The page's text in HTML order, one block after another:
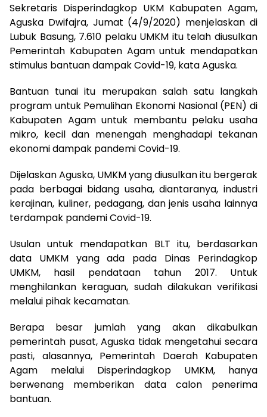
Sekretaris Disperindagkop UKM Kabupaten Agam,
Aguska Dwifajra, Jumat (4/9/2020) menjelaskan di
Lubuk Basung, 7.610 pelaku UMKM itu telah diusulkan
Pemerintah Kabupaten Agam untuk mendapatkan
stimulus bantuan dampak Covid-19, kata Aguska.
Bantuan tunai itu merupakan salah satu langkah
program untuk Pemulihan Ekonomi Nasional (PEN) di
Kabupaten Agam untuk membantu pelaku usaha
mikro, kecil dan menengah menghadapi tekanan
ekonomi dampak pandemi Covid-19.
Dijelaskan Aguska, UMKM yang diusulkan itu bergerak
pada berbagai bidang usaha, diantaranya, industri
kerajinan, kuliner, pedagang, dan jenis usaha lainnya
terdampak pandemi Covid-19.
Usulan untuk mendapatkan BLT itu, berdasarkan
data UMKM yang ada pada Dinas Perindagkop
UMKM, hasil pendataan tahun 2017. Untuk
menghilankan keraguan, sudah dilakukan verifikasi
melalui pihak kecamatan.
Berapa besar jumlah yang akan dikabulkan
pemerintah pusat, Aguska tidak mengetahui secara
pasti, alasannya, Pemerintah Daerah Kabupaten
Agam melalui Disperindagkop UMKM, hanya
berwenang memberikan data calon penerima
bantuan.